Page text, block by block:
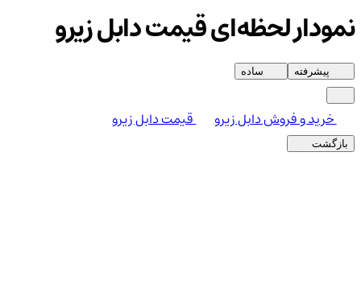
نمودار لحظه‌ای قیمت دابل زیرو
پیشرفته ساده
خرید و فروش دابل زیرو قیمت دابل زیرو
بازگشت